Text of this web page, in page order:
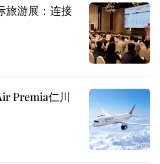
旅游展：连接
Premia仁川